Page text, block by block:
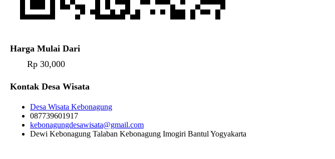
Harga Mulai Dari
Rp 30,000
Kontak Desa Wisata
Desa Wisata Kebonagung
087739601917
kebonagungdesawisata@gmail.com
Dewi Kebonagung Talaban Kebonagung Imogiri Bantul Yogyakarta